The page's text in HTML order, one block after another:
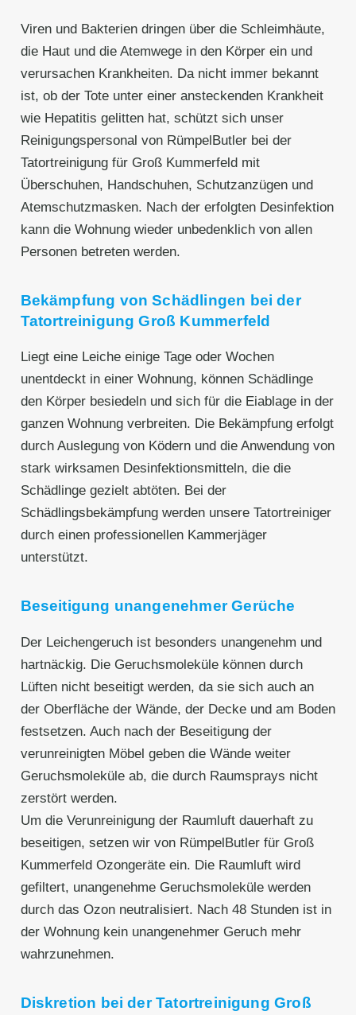
Viren und Bakterien dringen über die Schleimhäute,
die Haut und die Atemwege in den Körper ein und
verursachen Krankheiten. Da nicht immer bekannt
ist, ob der Tote unter einer ansteckenden Krankheit
wie Hepatitis gelitten hat, schützt sich unser
Reinigungspersonal von RümpelButler bei der
Tatortreinigung für Groß Kummerfeld mit
Überschuhen, Handschuhen, Schutzanzügen und
Atemschutzmasken. Nach der erfolgten Desinfektion
kann die Wohnung wieder unbedenklich von allen
Personen betreten werden.
Bekämpfung von Schädlingen bei der
Tatortreinigung Groß Kummerfeld
Liegt eine Leiche einige Tage oder Wochen
unentdeckt in einer Wohnung, können Schädlinge
den Körper besiedeln und sich für die Eiablage in der
ganzen Wohnung verbreiten. Die Bekämpfung erfolgt
durch Auslegung von Ködern und die Anwendung von
stark wirksamen Desinfektionsmitteln, die die
Schädlinge gezielt abtöten. Bei der
Schädlingsbekämpfung werden unsere Tatortreiniger
durch einen professionellen Kammerjäger
unterstützt.
Beseitigung unangenehmer Gerüche
Der Leichengeruch ist besonders unangenehm und
hartnäckig. Die Geruchsmoleküle können durch
Lüften nicht beseitigt werden, da sie sich auch an
der Oberfläche der Wände, der Decke und am Boden
festsetzen. Auch nach der Beseitigung der
verunreinigten Möbel geben die Wände weiter
Geruchsmoleküle ab, die durch Raumsprays nicht
zerstört werden.
Um die Verunreinigung der Raumluft dauerhaft zu
beseitigen, setzen wir von RümpelButler für Groß
Kummerfeld Ozongeräte ein. Die Raumluft wird
gefiltert, unangenehme Geruchsmoleküle werden
durch das Ozon neutralisiert. Nach 48 Stunden ist in
der Wohnung kein unangenehmer Geruch mehr
wahrzunehmen.
Diskretion bei der Tatortreinigung Groß